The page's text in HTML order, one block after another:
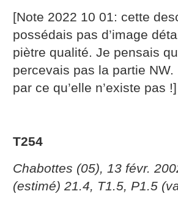
[Note 2022 10 01: cette
possédais pas d’image
piètre qualité. Je pensais
percevais pas la partie
par ce qu’elle n’existe pas !]
T254
Chabottes (05), 13 févr.
(estimé) 21.4, T1.5, P1.5